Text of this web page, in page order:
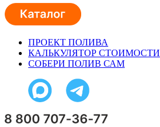
ПРОЕКТ ПОЛИВА
КАЛЬКУЛЯТОР СТОИМОСТИ
СОБЕРИ ПОЛИВ САМ